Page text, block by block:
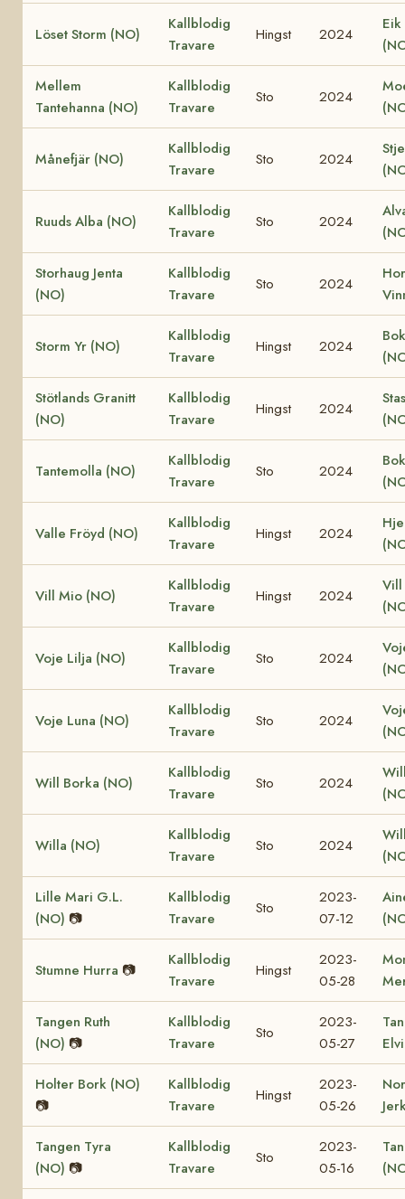
Löset Storm (NO)
Kallblodig
Travare
Hingst 2024
Mellem
Tantehanna (NO)
Kallblodig
Travare
Sto 2024
Månefjär (NO)
Kallblodig
Travare
Sto 2024
Ruuds Alba (NO)
Kallblodig
Travare
Sto 2024
Storhaug Jenta
(NO)
Kallblodig
Travare
Sto 2024
Storm Yr (NO)
Kallblodig
Travare
Hingst 2024
Stötlands Granitt
(NO)
Kallblodig
Travare
Hingst 2024
Tantemolla (NO)
Kallblodig
Travare
Sto 2024
Valle Fröyd (NO)
Kallblodig
Travare
Hingst 2024
Vill Mio (NO)
Kallblodig
Travare
Hingst 2024
Vill
Voje Lilja (NO)
Kallblodig
Travare
Sto 2024
Voje Luna (NO)
Kallblodig
Travare
Sto 2024
Will Borka (NO)
Kallblodig
Travare
Sto 2024
Willa (NO)
Kallblodig
Travare
Sto 2024
Lille Mari G.L.
(NO) 📷
Kallblodig
Travare
Sto
2023-
07-12
Stumne Hurra 📷
Kallblodig
Travare
Hingst
2023-
05-28
Tangen Ruth
(NO) 📷
Kallblodig
Travare
Sto
2023-
05-27
Holter Bork (NO)
📷
Kallblodig
Travare
Hingst
2023-
05-26
Tangen Tyra
(NO) 📷
Kallblodig
Travare
Sto
2023-
05-16